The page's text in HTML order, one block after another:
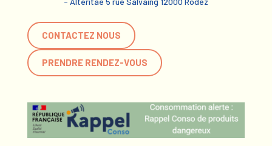
CONTACTEZ NOUS
PRENDRE RENDEZ-VOUS